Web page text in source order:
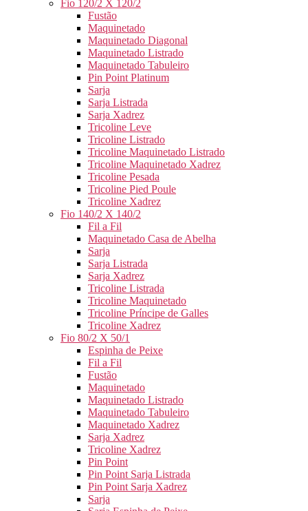
Fio 120/2 X 120/2
Fustão
Maquinetado
Maquinetado Diagonal
Maquinetado Listrado
Maquinetado Tabuleiro
Pin Point Platinum
Sarja
Sarja Listrada
Sarja Xadrez
Tricoline Leve
Tricoline Listrado
Tricoline Maquinetado Listrado
Tricoline Maquinetado Xadrez
Tricoline Pesada
Tricoline Pied Poule
Tricoline Xadrez
Fio 140/2 X 140/2
Fil a Fil
Maquinetado Casa de Abelha
Sarja
Sarja Listrada
Sarja Xadrez
Tricoline Listrada
Tricoline Maquinetado
Tricoline Príncipe de Galles
Tricoline Xadrez
Fio 80/2 X 50/1
Espinha de Peixe
Fil a Fil
Fustão
Maquinetado
Maquinetado Listrado
Maquinetado Tabuleiro
Maquinetado Xadrez
Sarja Xadrez
Tricoline Xadrez
Pin Point
Pin Point Sarja Listrada
Pin Point Sarja Xadrez
Sarja